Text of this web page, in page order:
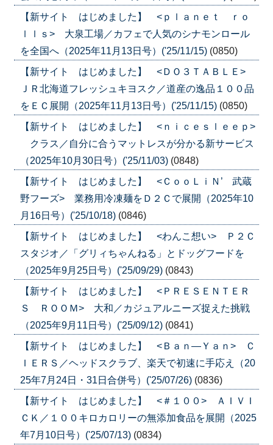
【新サイト はじめました】 <ｐｌａｎｅｔ ｒｏ
ｌｌｓ> 大泉工場／カフェで人気のシナモンロール
を全国へ（2025年11月13日号）('25/11/15) (0850)
【新サイト はじめました】 <ＤＯ３ＴＡＢＬＥ>
ＪＲ北海道フレッシュキヨスク／道産の逸品１００品
をＥＣ展開（2025年11月13日号）('25/11/15) (0850)
【新サイト はじめました】 <ｎｉｃｅｓｌｅｅｐ>
クラス／自分に合うマットレスが分かる新サービス
（2025年10月30日号）('25/11/03) (0848)
【新サイト はじめました】 <ＣｏｏＬｉＮ’ 武蔵
野フーズ> 業務用冷凍麺をＤ２Ｃで展開（2025年10
月16日号）('25/10/18) (0846)
【新サイト はじめました】 <わんこ想い> Ｐ２Ｃ
スタジオ／「グリィちゃんねる」とドッグフードを
（2025年9月25日号）('25/09/29) (0843)
【新サイト はじめました】 <ＰＲＥＳＥＮＴＥＲ
Ｓ ＲＯＯＭ> 大和／カジュアルニーズ捉えた挑戦
（2025年9月11日号）('25/09/12) (0841)
【新サイト はじめました】 <Ｂａｎ―Ｙａｎ> Ｃ
ＩＥＲＳ／ヘッドスクラブ、楽天で初速に手応え（20
25年7月24日・31日合併号）('25/07/26) (0836)
【新サイト はじめました】 <＃１００> ＡＩＶＩ
ＣＫ／１００キロカロリーの無添加食品を展開（2025
年7月10日号）('25/07/13) (0834)